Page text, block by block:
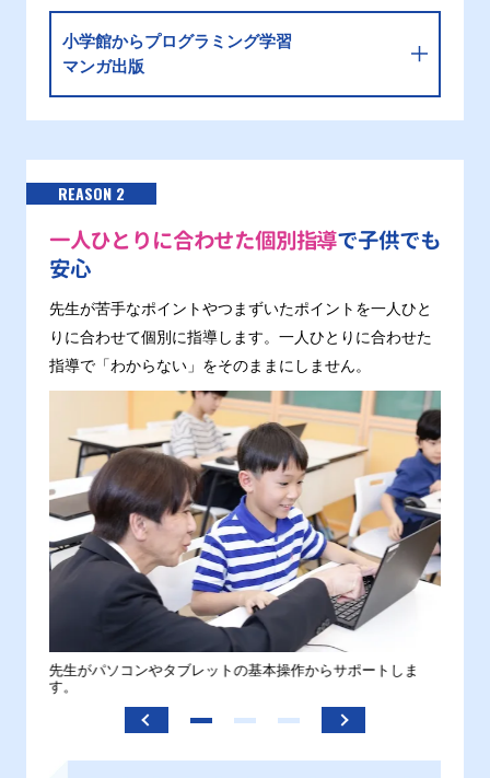
小学館からプログラミング学習
マンガ出版
REASON 2
一人ひとりに合わせた個別指導で子供でも
安心
先生が苦手なポイントやつまずいたポイントを一人ひと
りに合わせて個別に指導します。一人ひとりに合わせた
指導で「わからない」をそのままにしません。
先生がパソコンやタブレットの基本操作からサポートしま
す。